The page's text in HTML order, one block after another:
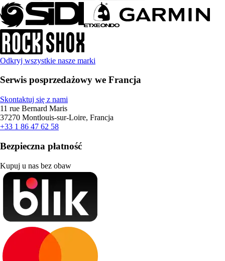
Odkryj wszystkie nasze marki
Serwis posprzedażowy we Francja
Skontaktuj się z nami
11 rue Bernard Maris
37270 Montlouis-sur-Loire, Francja
+33 1 86 47 62 58
Bezpieczna płatność
Kupuj u nas bez obaw